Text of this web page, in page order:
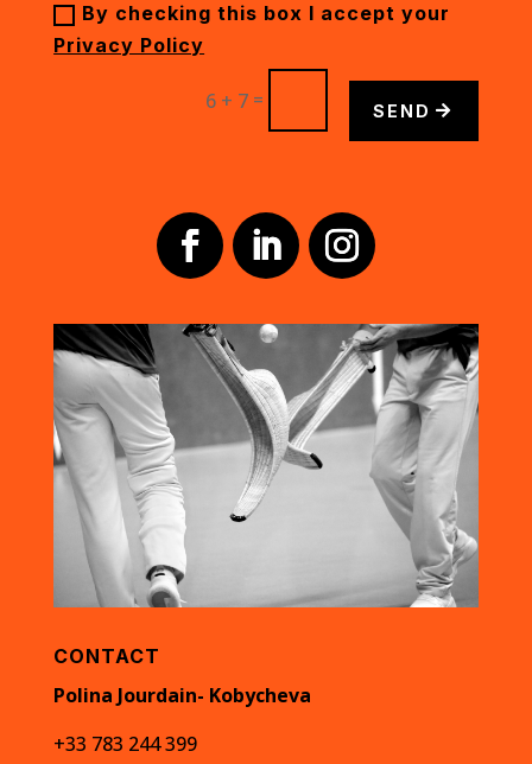
By checking this box I accept your
Privacy Policy
6 + 7 = SEND
CONTACT
Polina Jourdain- Kobycheva
+33 783 244 399